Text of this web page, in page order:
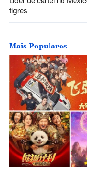
tigres
Mais Populares